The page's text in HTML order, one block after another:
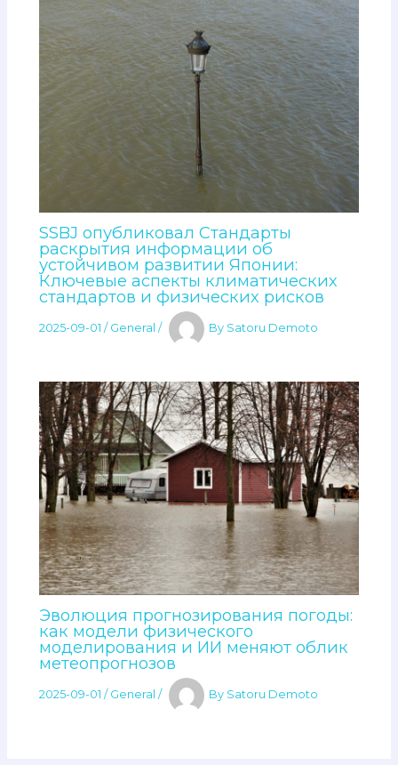
SSBJ опубликовал Стандарты
раскрытия информации об
устойчивом развитии Японии:
Ключевые аспекты климатических
стандартов и физических рисков
2025-09-01/ General / By Satoru Demoto
Эволюция прогнозирования погоды:
как модели физического
моделирования и ИИ меняют облик
метеопрогнозов
2025-09-01/ General / By Satoru Demoto